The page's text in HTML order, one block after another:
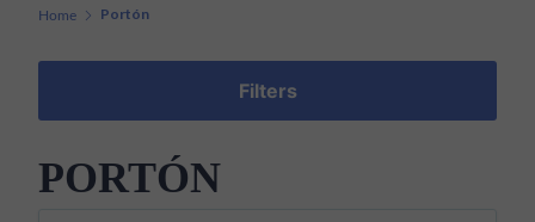
Home Portón
Filters
PORTÓN